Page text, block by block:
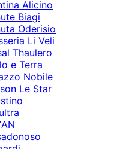
Alicino
Biagi
Oderisio
Li Veli
Thaulero
e Terra
Nobile
Le Star